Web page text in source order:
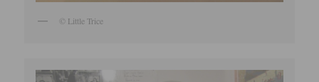
© Little Trice